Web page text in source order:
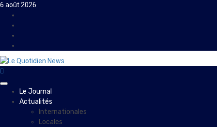
Skip
content
6 août 2026
PrimaryLe Journal
Actualités
Internationales
Locales